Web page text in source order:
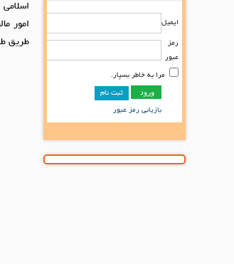
ایمیل
رمز
عبور
مرا به خاطر بسپار.
ثبت نام
بازیابی رمز عبور
امور
طریق